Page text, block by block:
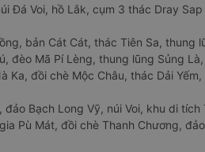
Đá Voi, hồ Lắk, cụm 3 thác Dray
bản Cát Cát, thác Tiên Sa, thung
đèo Mã Pí Lèng, thung lũng Sủng
Ka, đồi chè Mộc Châu, thác Dải
Bạch Long Vỹ, núi Voi, khu di tích
Pù Mát, đồi chè Thanh Chương,